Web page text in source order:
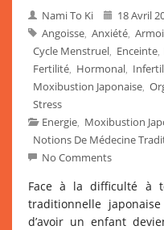
Nami To Ki
18 Avril
Angoisse Anxiété
Cycle Menstruel Enceinte
Fertilité Hormonal
Moxibustion Japonaise
Stress
Energie Moxibustion
Notions De Médecine
No Comments
Face à la difficulté à
traditionnelle
d’avoir un enfant